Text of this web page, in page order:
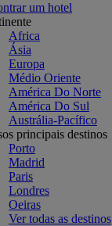
um hotel
Africa
Ásia
Europa
Médio Oriente
América Do Norte
América Do Sul
Austrália-Pacífico
principais destinos
Porto
Madrid
Paris
Londres
Oeiras
Ver todas as destinos